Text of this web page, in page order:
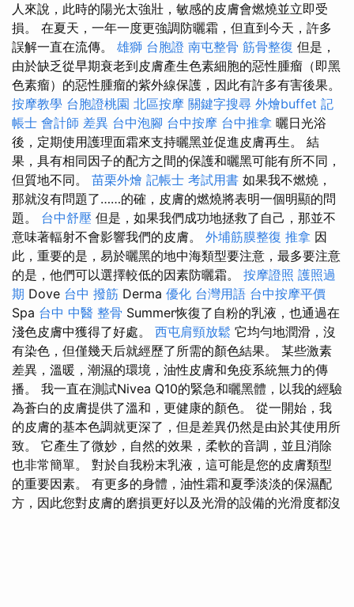
人來說，此時的陽光太強壯，敏感的皮膚會燃燒並立即受
損。 在夏天，一年一度更強調防曬霜，但直到今天，許多
誤解一直在流傳。 雄獅 台胞證 南屯整骨 筋骨整復 但是，
由於缺乏從早期衰老到皮膚產生色素細胞的惡性腫瘤（即黑
色素瘤）的惡性腫瘤的紫外線保護，因此有許多有害後果。
按摩教學 台胞證桃園 北區按摩 關鍵字搜尋 外燴buffet 記
帳士 會計師 差異 台中泡腳 台中按摩 台中推拿 曬日光浴
後，定期使用護理面霜來支持曬黑並促進皮膚再生。 結
果，具有相同因子的配方之間的保護和曬黑可能有所不同，
但質地不同。 苗栗外燴 記帳士 考試用書 如果我不燃燒，
那就沒有問題了……的確，皮膚的燃燒將表明一個明顯的問
題。 台中舒壓 但是，如果我們成功地拯救了自己，那並不
意味著輻射不會影響我們的皮膚。 外埔筋膜整復 推拿 因
此，重要的是，易於曬黑的地中海類型要注意，最多要注意
的是，他們可以選擇較低的因素防曬霜。 按摩證照 護照過
期 Dove 台中 撥筋 Derma 優化 台灣用語 台中按摩平價
Spa 台中 中醫 整骨 Summer恢復了自粉的乳液，也通過在
淺色皮膚中獲得了好處。 西屯肩頸放鬆 它均勻地潤滑，沒
有染色，但僅幾天后就經歷了所需的顏色結果。 某些激素
差異，溫暖，潮濕的環境，油性皮膚和免疫系統無力的傳
播。 我一直在測試Nivea Q10的緊急和曬黑體，以我的經驗
為蒼白的皮膚提供了溫和，更健康的顏色。 從一開始，我
的皮膚的基本色調就更深了，但是差異仍然是由於其使用所
致。 它產生了微妙，自然的效果，柔軟的音調，並且消除
也非常簡單。 對於自我粉末乳液，這可能是您的皮膚類型
的重要因素。 有更多的身體，油性霜和夏季淡淡的保濕配
方，因此您對皮膚的磨損更好以及光滑的設備的光滑度都沒